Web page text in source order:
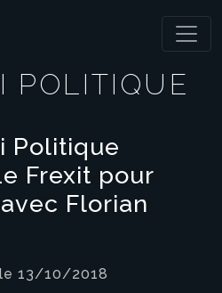
cookies
POLITIQUE
Politique
Frexit pour
Florian
13/10/2018